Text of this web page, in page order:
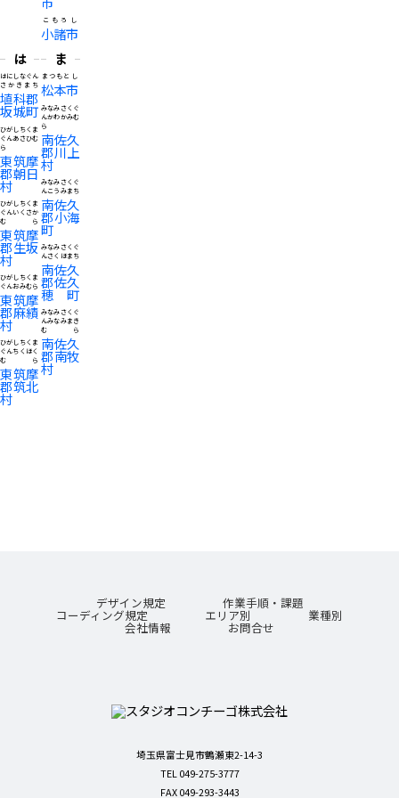
小諸市
こもろし
は
埴科郡
坂城町
はにしなぐん
さかきまち
東筑摩
郡朝日
村
ひがしちくま
ぐんあさひむ
ら
東筑摩
郡生坂
村
ひがしちくま
ぐんいくさか
むら
東筑摩
郡麻績
村
ひがしちくま
ぐんおみむら
東筑摩
郡筑北
村
ひがしちくま
ぐんちくほく
むら
ま
松本市
まつもとし
南佐久
郡川上
村
みなみさくぐ
んかわかみむ
ら
南佐久
郡小海
町
みなみさくぐ
んこうみまち
南佐久
郡佐久
穂町
みなみさくぐ
んさくほまち
南佐久
郡南牧
村
みなみさくぐ
んみなみまき
むら
デザイン規定 作業手順・課題
コーディング規定 エリア別 業種別
会社情報 お問合せ
埼玉県富士見市鶴瀬東2-14-3
TEL 049-275-3777
FAX 049-293-3443